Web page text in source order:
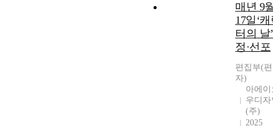
매년 9
17일‘
터의 날
정·선포
편집부(
자)
아에이
우디자
(주)
2025